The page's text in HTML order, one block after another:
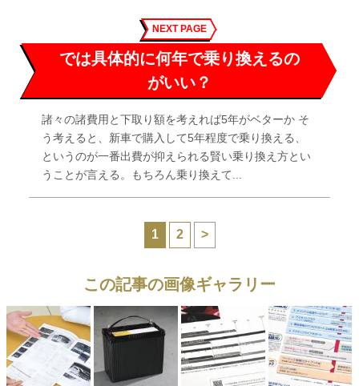
NEXT PAGE
では具体的に何年で乗り換えるの
がいい？
諸々の諸費用と下取り額を考えれば5年がベターか そ
う考えると、新車で購入して5年程度で乗り換える、
というのが一番出費が抑えられる賢い乗り換え方とい
うことが言える。もちろん乗り換えて...
1 2 >
この記事の画像ギャラリー